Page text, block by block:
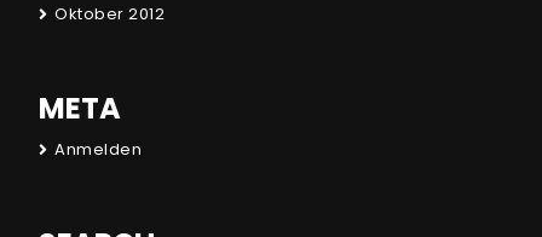
Oktober 2012
META
Anmelden